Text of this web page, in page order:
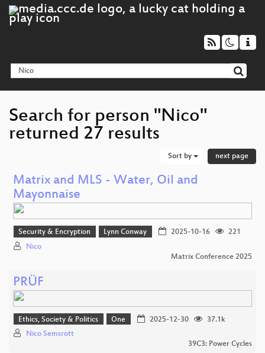
Search for person "Nico"
returned 27 results
Sort by next page
Matrix and MLS - Water, Oil and
Mayonnaise
Security & Encryption Lynn Conway 2025-10-16
221
Nico
Matrix Conference 2025
PRÜF
Ethics, Society & Politics One 2025-12-30
37.1k
Nico Semsrott
39C3: Power Cycles